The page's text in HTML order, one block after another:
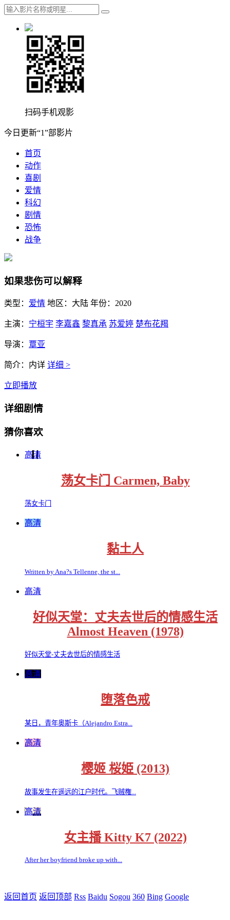
扫码手机观影
今日更新“1”部影片
首页
动作
喜剧
爱情
科幻
剧情
恐怖
战争
如果悲伤可以解释
类型： 爱情 地区： 大陆 年份： 2020
主演： 宁桓宇 李嘉鑫 黎真承 苏爱婷 楚布花羯
导演： 覃亚
简介： 内详 详细 >
立即播放
详细剧情
猜你喜欢
高清
荡女卡门 Carmen, Baby
荡女卡门
高清
黏土人
Written by Ana?s Tellenne, the st...
高清
好似天堂：丈夫去世后的情感生活
Almost Heaven (1978)
好似天堂-丈夫去世后的情感生活
高清
堕落色戒
某日，青年奥斯卡（Alejandro Estra...
高清
樱姬 桜姫 (2013)
故事发生在遥远的江户时代。飞贼権...
高清
女主播 Kitty K7 (2022)
After her boyfriend broke up with...
返回首页 返回顶部 Rss Baidu Sogou 360 Bing Google